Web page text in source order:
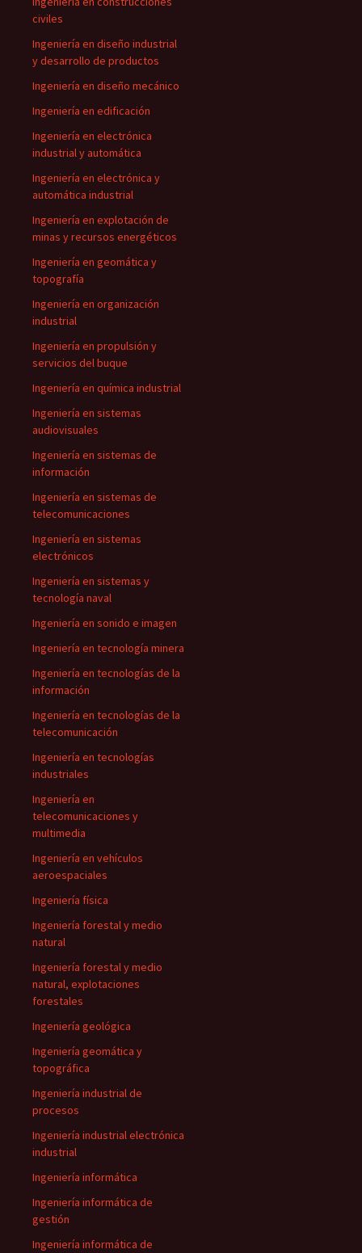
civiles
Ingeniería en diseño industrial
y desarrollo de productos
Ingeniería en diseño mecánico
Ingeniería en edificación
Ingeniería en electrónica
industrial y automática
Ingeniería en electrónica y
automática industrial
Ingeniería en explotación de
minas y recursos energéticos
Ingeniería en geomática y
topografía
Ingeniería en organización
industrial
Ingeniería en propulsión y
servicios del buque
Ingeniería en química industrial
Ingeniería en sistemas
audiovisuales
Ingeniería en sistemas de
información
Ingeniería en sistemas de
telecomunicaciones
Ingeniería en sistemas
electrónicos
Ingeniería en sistemas y
tecnología naval
Ingeniería en sonido e imagen
Ingeniería en tecnología minera
Ingeniería en tecnologías de la
información
Ingeniería en tecnologías de la
telecomunicación
Ingeniería en tecnologías
industriales
Ingeniería en
telecomunicaciones y
multimedia
Ingeniería en vehículos
aeroespaciales
Ingeniería física
Ingeniería forestal y medio
natural
Ingeniería forestal y medio
natural, explotaciones
forestales
Ingeniería geológica
Ingeniería geomática y
topográfica
Ingeniería industrial de
procesos
Ingeniería industrial electrónica
industrial
Ingeniería informática
Ingeniería informática de
gestión
Ingeniería informática de